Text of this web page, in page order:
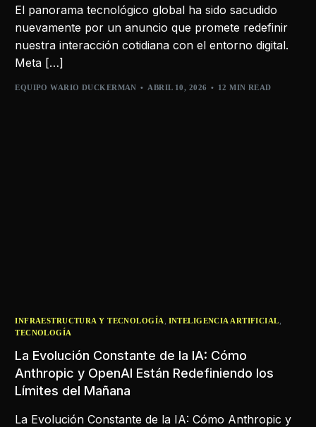
El panorama tecnológico global ha sido sacudido
nuevamente por un anuncio que promete redefinir
nuestra interacción cotidiana con el entorno digital.
Meta […]
EQUIPO WARIO DUCKERMAN ABRIL 10, 2026 12 MIN READ
INFRAESTRUCTURA Y TECNOLOGÍA , INTELIGENCIA ARTIFICIAL,
TECNOLOGÍA
La Evolución Constante de la IA: Cómo
Anthropic y OpenAI Están Redefiniendo los
Límites del Mañana
La Evolución Constante de la IA: Cómo Anthropic y